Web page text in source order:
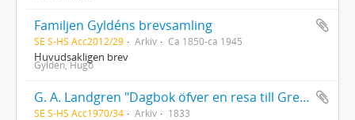
Familjen Gyldéns brevsamling
SE S-HS Acc2012/29 Arkiv Ca 1850-ca 1945
Huvudsakligen brev
Gyldén, Hugo
G. A. Landgren "Dagbok öfver en resa till Greifswald, Berlin, Wittenberg, Halle, Leipzig gjord sommaren 1833. 1sta häftet: Sverige, Greifswald, Berlin"
SE S-HS Acc1970/34 Arkiv 1833